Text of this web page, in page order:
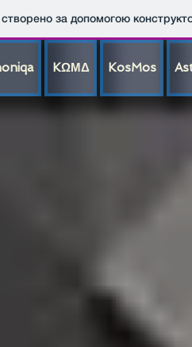
за допомогою
KΩΜΔ KosMos